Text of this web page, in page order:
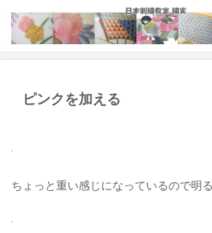
ピンクを加える
ちょっと重い感じになっているので明